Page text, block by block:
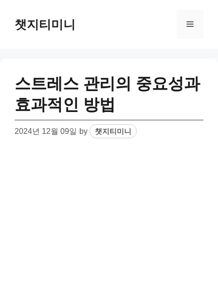
content챗지티미니 Menu
스트레스 관리의 중요성과
효과적인 방법
2024년 12월 09일 by 챗지티미니